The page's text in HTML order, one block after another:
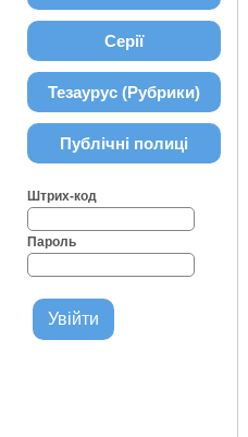
Серії
Тезаурус (Рубрики)
Публічні полиці
Штрих-код
Пароль